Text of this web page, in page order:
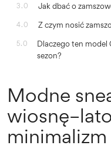
3.0 Jak dbać o
4.0 Z czym nosić
5.0
Dlaczego ten model
sezon?
Modne
minimalizm